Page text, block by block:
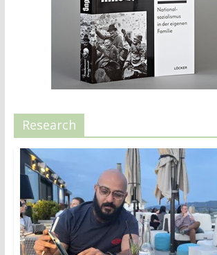
Research